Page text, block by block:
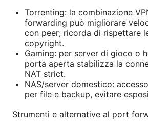
Torrenting: la combinazione
forwarding può migliorare
con peer; ricorda di rispettare
copyright.
Gaming: per server di gioco o
porta aperta stabilizza la
NAT strict.
NAS/server domestico:
per file e backup, evitare
Strumenti e alternative al port